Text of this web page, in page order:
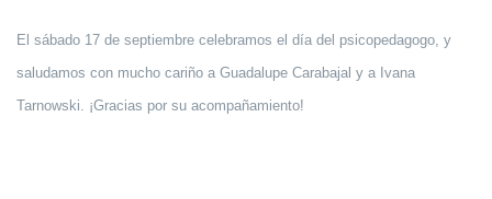
El sábado 17 de septiembre celebramos el día del psicopedagogo, y
saludamos con mucho cariño a Guadalupe Carabajal y a Ivana
Tarnowski. ¡Gracias por su acompañamiento!